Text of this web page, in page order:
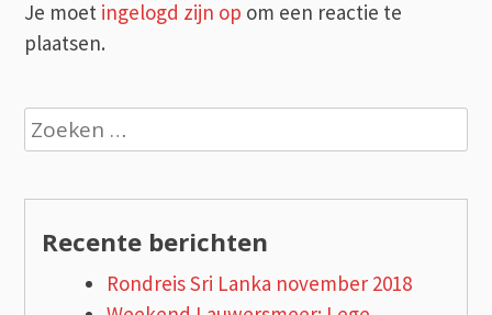
Je moet ingelogd zijn op om een reactie te
plaatsen.
Zoeken
naar:
Recente berichten
Rondreis Sri Lanka november 2018